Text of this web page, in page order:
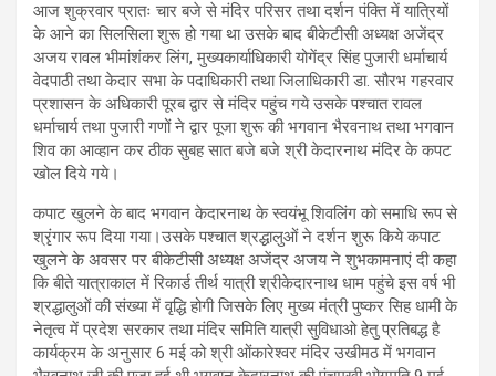
आज शुक्रवार प्रातः चार बजे से मंदिर परिसर तथा दर्शन पंक्ति में यात्रियों
के आने का सिलसिला शुरू हो गया था उसके बाद बीकेटीसी अध्यक्ष अजेंद्र
अजय रावल भीमांशंकर लिंग, मुख्यकार्याधिकारी योगेंद्र सिंह पुजारी धर्माचार्य
वेदपाठी तथा केदार सभा के पदाधिकारी तथा जिलाधिकारी डा. सौरभ गहरवार
प्रशासन के अधिकारी पूरब द्वार से मंदिर पहुंच गये उसके पश्चात रावल
धर्माचार्य तथा पुजारी गणों ने द्वार पूजा शुरू की भगवान भैरवनाथ तथा भगवान
शिव का आव्हान कर ठीक सुबह सात बजे बजे श्री केदारनाथ मंदिर के कपट
खोल दिये गये।
कपाट खुलने के बाद भगवान केदारनाथ के स्वयंभू शिवलिंग को समाधि रूप से
श्रृंगार रूप दिया गया।उसके पश्चात श्रद्धालुओं ने दर्शन शुरू किये कपाट
खुलने के अवसर पर बीकेटीसी अध्यक्ष अजेंद्र अजय ने शुभकामनाएं दी कहा
कि बीते यात्राकाल में रिकार्ड तीर्थ यात्री श्रीकेदारनाथ धाम पहुंचे इस वर्ष भी
श्रद्धालुओं की संख्या में वृद्धि होगी जिसके लिए मुख्य मंत्री पुष्कर सिह धामी के
नेतृत्व में प्रदेश सरकार तथा‌ मंदिर समिति यात्री सुविधाओ हेतु प्रतिबद्ध है
कार्यक्रम के अनुसार 6 मई को श्री ओंकारेश्वर मंदिर उखीमठ में भगवान